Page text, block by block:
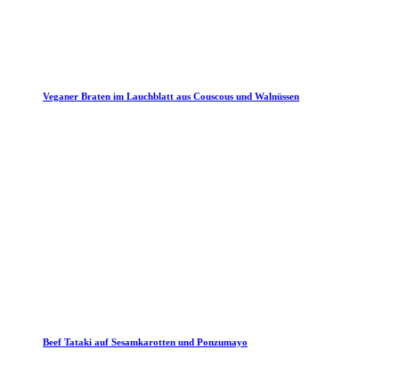
Veganer Braten im Lauchblatt aus Couscous und Walnüssen
Beef Tataki auf Sesamkarotten und Ponzumayo